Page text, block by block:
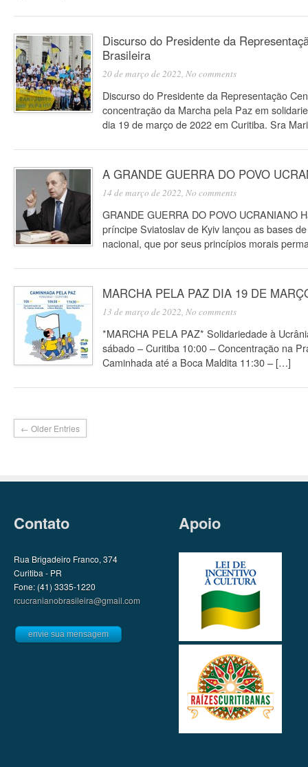
Discurso do Presidente da
Brasileira
20 de março de 2022, No comments
Discurso do Presidente da Representação
concentração da Marcha pela Paz em
dia 19 de março de 2022 em Curitiba. Sra
A GRANDE GUERRA DO POVO
14 de março de 2022, No comments
GRANDE GUERRA DO POVO UCRANIANO
príncipe Sviatoslav de Kyiv lançou as bases
nacional, que por seus princípios morais
MARCHA PELA PAZ DIA 19 DE
13 de março de 2022, No comments
*MARCHA PELA PAZ* Solidariedade à
sábado – Curitiba 10:00 – Concentração na
Caminhada até a Boca Maldita 11:30 – […]
← Older Entries
Contato
Rua Brigadeiro Franco, 374
Curitiba - PR
Fone: (41) 3335-1220
rcucranianobrasileira@gmail.com
envie sua mensagem
Apoio